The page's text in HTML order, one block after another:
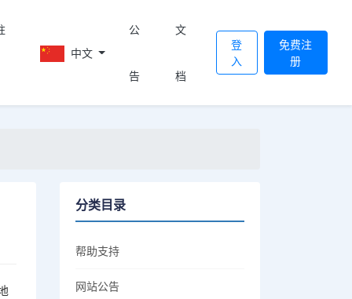
中文
公
告
文
档
登
入
免费注
册
分类目录
帮助支持
网站公告